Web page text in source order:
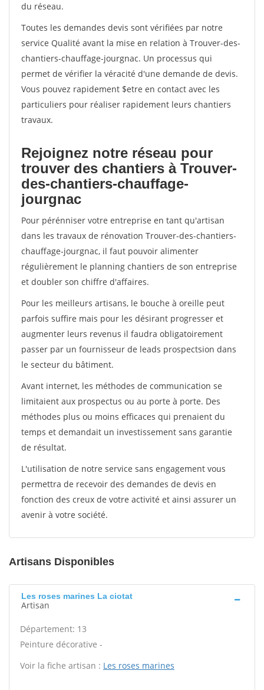
du réseau.
Toutes les demandes devis sont vérifiées par notre
service Qualité avant la mise en relation à Trouver-des-
chantiers-chauffage-jourgnac. Un processus qui
permet de vérifier la véracité d'une demande de devis.
Vous pouvez rapidement $etre en contact avec les
particuliers pour réaliser rapidement leurs chantiers
travaux.
Rejoignez notre réseau pour
trouver des chantiers à Trouver-
des-chantiers-chauffage-
jourgnac
Pour pérénniser votre entreprise en tant qu'artisan
dans les travaux de rénovation Trouver-des-chantiers-
chauffage-jourgnac, il faut pouvoir alimenter
régulièrement le planning chantiers de son entreprise
et doubler son chiffre d'affaires.
Pour les meilleurs artisans, le bouche à oreille peut
parfois suffire mais pour les désirant progresser et
augmenter leurs revenus il faudra obligatoirement
passer par un fournisseur de leads prospectsion dans
le secteur du bâtiment.
Avant internet, les méthodes de communication se
limitaient aux prospectus ou au porte à porte. Des
méthodes plus ou moins efficaces qui prenaient du
temps et demandait un investissement sans garantie
de résultat.
L'utilisation de notre service sans engagement vous
permettra de recevoir des demandes de devis en
fonction des creux de votre activité et ainsi assurer un
avenir à votre société.
Artisans Disponibles
Les roses marines La ciotat
Artisan
Département: 13
Peinture décorative -
Voir la fiche artisan : Les roses marines